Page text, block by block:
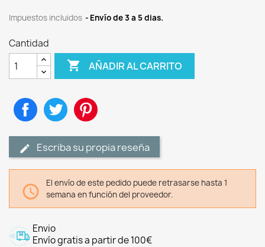
Impuestos incluidos Envío de 3 a 5 dias.
Cantidad
 AÑADIR AL CARRITO
CompartirTuitear
Escriba su propia reseña

El envío de este pedido puede retrasarse hasta 1
semana en función del proveedor.
Envio
Envío gratis a partir de 100€